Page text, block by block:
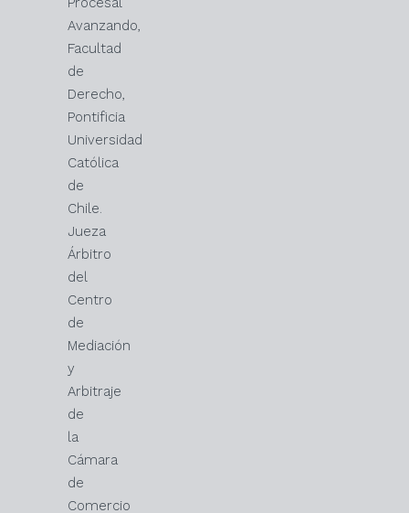
Avanzando,
Facultad
de
Derecho,
Pontificia
Universidad
Católica
de
Chile.
Jueza
Árbitro
del
Centro
de
Mediación
y
Arbitraje
de
la
Cámara
de
Comercio